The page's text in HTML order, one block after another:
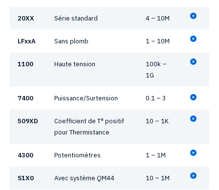
20XX Série standard 4 – 10M
LFxxA Sans plomb 1 – 10M
1100 Haute tension
100k –
1G
7400 Puissance/Surtension 0.1 – 3
509XD
Coefficient de T° positif
pour Thermistance
10 – 1K
4300 Potentiomètres 1 – 1M
S1X0 Avec système QM44 10 – 1M